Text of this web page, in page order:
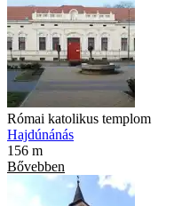
Római katolikus templom
Hajdúnánás
156 m
Bővebben